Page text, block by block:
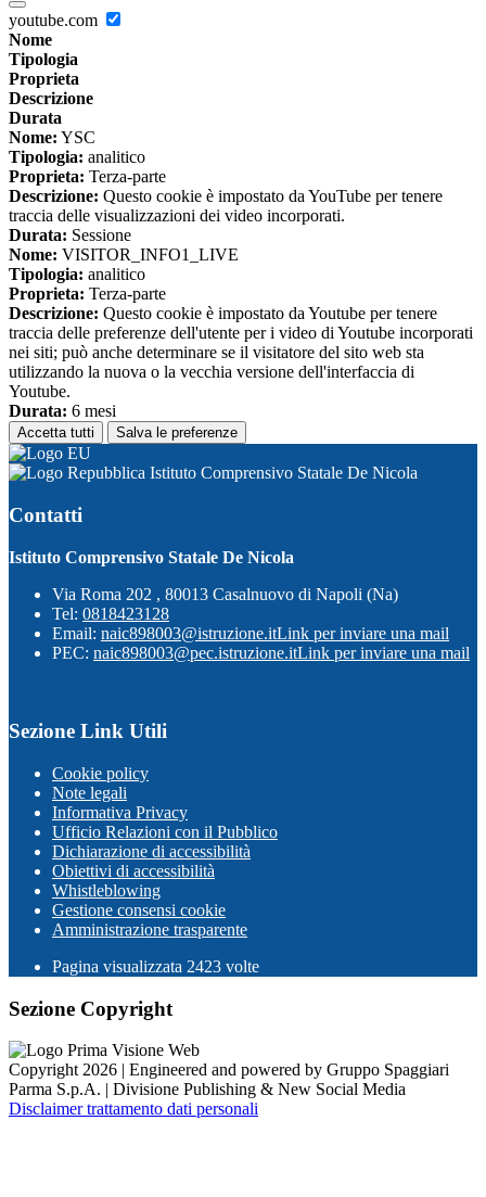
youtube.com
Nome
Tipologia
Proprieta
Descrizione
Durata
Nome: YSC
Tipologia: analitico
Proprieta: Terza-parte
Descrizione: Questo cookie è impostato da YouTube per tenere
traccia delle visualizzazioni dei video incorporati.
Durata: Sessione
Nome: VISITOR_INFO1_LIVE
Tipologia: analitico
Proprieta: Terza-parte
Descrizione: Questo cookie è impostato da Youtube per tenere
traccia delle preferenze dell'utente per i video di Youtube incorporati
nei siti; può anche determinare se il visitatore del sito web sta
utilizzando la nuova o la vecchia versione dell'interfaccia di
Youtube.
Durata: 6 mesi
Accetta tutti Salva le preferenze
Istituto Comprensivo Statale De Nicola
Contatti
Istituto Comprensivo Statale De Nicola
Via Roma 202 , 80013 Casalnuovo di Napoli (Na)
Tel: 0818423128
Email: naic898003@istruzione.itLink per inviare una mail
PEC: naic898003@pec.istruzione.itLink per inviare una mail
Sezione Link Utili
Cookie policy
Note legali
Informativa Privacy
Ufficio Relazioni con il Pubblico
Dichiarazione di accessibilità
Obiettivi di accessibilità
Whistleblowing
Gestione consensi cookie
Amministrazione trasparente
Pagina visualizzata 2423 volte
Sezione Copyright
Copyright 2026 | Engineered and powered by Gruppo Spaggiari
Parma S.p.A. | Divisione Publishing & New Social Media
Disclaimer trattamento dati personali